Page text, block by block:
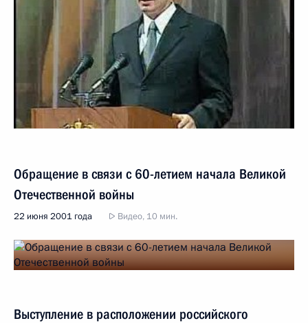
Обращение в связи с 60-летием начала Великой
Отечественной войны
22 июня 2001 года Видео, 10 мин.
Выступление в расположении российского